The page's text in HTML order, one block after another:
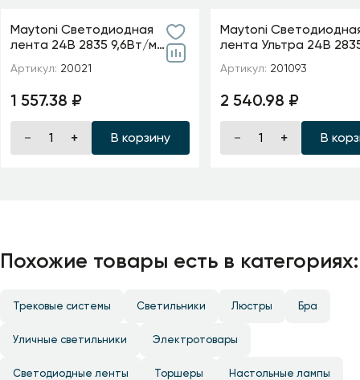
Maytoni Светодиодная
лента 24В 2835 9,6Вт/м
Артикул: 20021
1 557.38 ₽
В корзину
Maytoni
лента Ультра 24В
Артикул: 201093
2 540.98 ₽
В
Похожие товары есть в категориях:
Трековые системы Светильники Люстры Бра
Уличные светильники Электротовары
Светодиодные ленты Торшеры Настольные лампы